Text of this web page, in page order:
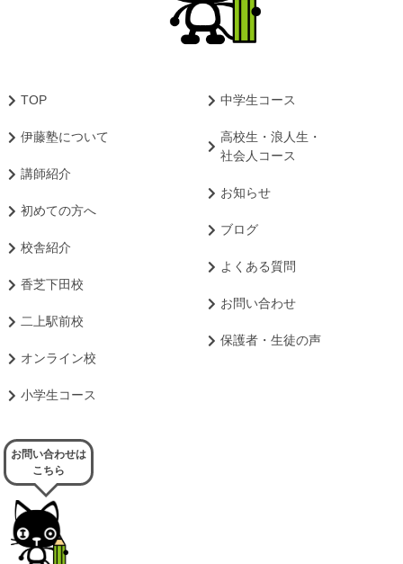
TOP
伊藤塾について
講師紹介
初めての方へ
校舎紹介
香芝下田校
二上駅前校
オンライン校
小学生コース
中学生コース
高校生・浪人生・
社会人コース
お知らせ
ブログ
よくある質問
お問い合わせ
保護者・生徒の声
お問い合わせは
こちら